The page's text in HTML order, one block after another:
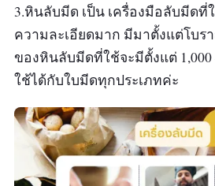
3.หินลับมีด เป็น เครื่องมือลับมีด
ความละเอียดมาก มีมาตั้งแต่โบร
ของหินลับมีดที่ใช้จะมีตั้งแต่ 1,000
ใช้ได้กับใบมีดทุกประเภทค่ะ